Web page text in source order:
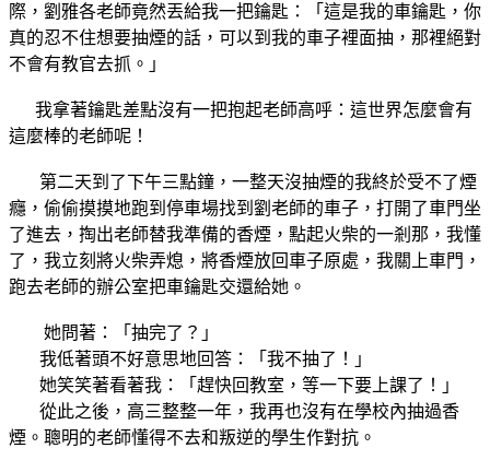
際，劉雅各老師竟然丟給我一把鑰匙：「這是我的車鑰匙，你
真的忍不住想要抽煙的話，可以到我的車子裡面抽，那裡絕對
不會有教官去抓。」
我拿著鑰匙差點沒有一把抱起老師高呼：這世界怎麼會有
這麼棒的老師呢！
第二天到了下午三點鐘，一整天沒抽煙的我終於受不了煙
癮，偷偷摸摸地跑到停車場找到劉老師的車子，打開了車門坐
了進去，掏出老師替我準備的香煙，點起火柴的一剎那，我懂
了，我立刻將火柴弄熄，將香煙放回車子原處，我關上車門，
跑去老師的辦公室把車鑰匙交還給她。
她問著：「抽完了？」
我低著頭不好意思地回答：「我不抽了！」
她笑笑著看著我：「趕快回教室，等一下要上課了！」
從此之後，高三整整一年，我再也沒有在學校內抽過香
煙。聰明的老師懂得不去和叛逆的學生作對抗。